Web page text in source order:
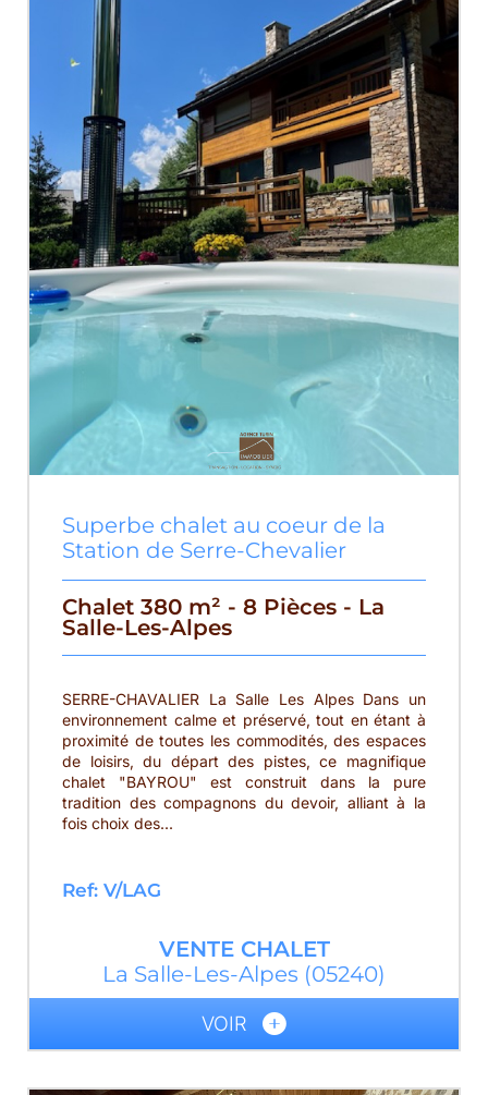
Superbe chalet au coeur de la
Station de Serre-Chevalier
Chalet 380 m² - 8 Pièces - La
Salle-Les-Alpes
SERRE-CHAVALIER La Salle Les Alpes Dans un
environnement calme et préservé, tout en étant à
proximité de toutes les commodités, des espaces
de loisirs, du départ des pistes, ce magnifique
chalet "BAYROU" est construit dans la pure
tradition des compagnons du devoir, alliant à la
fois choix des...
Ref: V/LAG
VENTE CHALET
La Salle-Les-Alpes (05240)
VOIR